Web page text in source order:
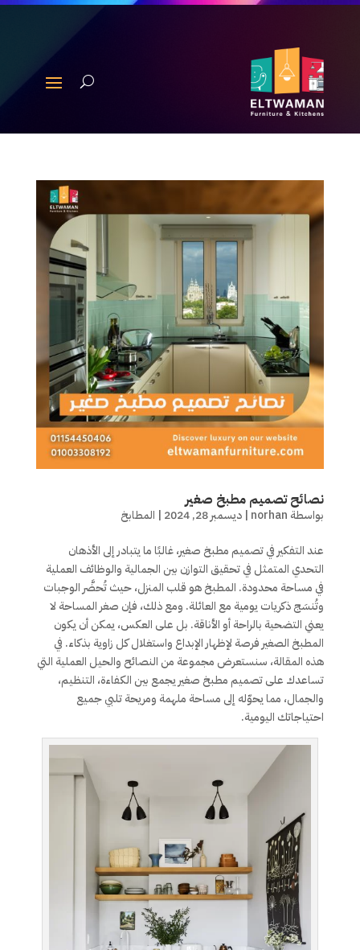
نصائح تصميم مطبخ صغير
بواسطة norhan
| ديسمبر 28, 2024 | المطابخ
عند التفكير في تصميم مطبخ صغير، غالبًا ما يتبادر إلى الأذهان
التحدي المتمثل في تحقيق التوازن بين الجمالية والوظائف العملية
في مساحة محدودة. المطبخ هو قلب المنزل، حيث تُحضَّر الوجبات
وتُنسَج ذكريات يومية مع العائلة. ومع ذلك، فإن صغر المساحة لا
يعني التضحية بالراحة أو الأناقة. بل على العكس، يمكن أن يكون
المطبخ الصغير فرصة لإظهار الإبداع واستغلال كل زاوية بذكاء. في
هذه المقالة، سنستعرض مجموعة من النصائح والحيل العملية التي
تساعدك على تصميم مطبخ صغير يجمع بين الكفاءة، التنظيم،
والجمال، مما يحوّله إلى مساحة ملهمة ومريحة تلبي جميع
احتياجاتك اليومية.